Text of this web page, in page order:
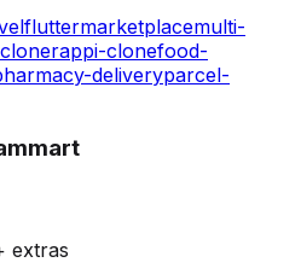
fluttermarketplacemulti-
rappi-clonefood-
deliveryparcel-
extras